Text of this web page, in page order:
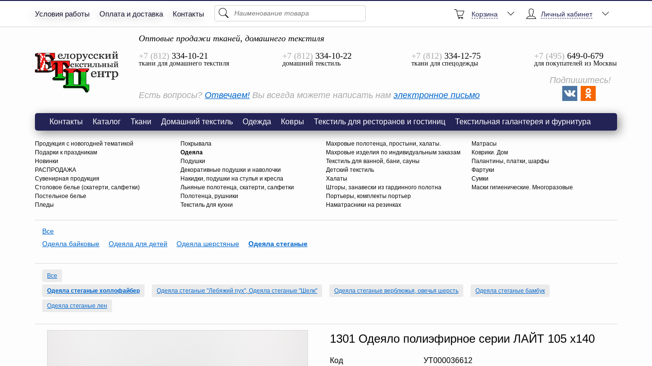
Условия работы Оплата и доставка Контакты
Просмотреть Все
Личный кабинет
Корзина
Оптовые продажи тканей, домашнего текстиля
+7 (812) 334-10-21
ткани для домашнего текстиля
+7 (812) 334-10-22
домашний текстиль
+7 (812) 334-12-75
ткани для спецодежды
+7 (495) 649-0-679
для покупателей из Москвы
Есть вопросы? Отвечаем! Вы всегда можете написать нам электронное письмо
Подпишитесь!
Контакты Каталог Ткани Домашний текстиль Одежда Ковры Текстиль для ресторанов и гостиниц Текстильная галантерея и фурнитура
Продукция с новогодней тематикой
Подарки к праздникам
Новинки
РАСПРОДАЖА
Сувенирная продукция
Столовое белье (скатерти, салфетки)
Постельное белье
Пледы
Покрывала
Одеяла
Подушки
Декоративные подушки и наволочки
Накидки, подушки на стулья и кресла
Льняные полотенца, скатерти, салфетки
Полотенца, рушники
Текстиль для кухни
Махровые полотенца, простыни, халаты.
Махровые изделия по индивидуальным заказам
Текстиль для ванной, бани, сауны
Детский текстиль
Халаты
Шторы, занавески из гардинного полотна
Портьеры, комплекты портьер
Наматрасники на резинках
Матрасы
Коврики. Дом
Палантины, платки, шарфы
Фартуки
Сумки
Маски гигиенические. Многоразовые
Все
Одеяла байковые
Одеяла для детей Одеяла шерстяные Одеяла стеганые
Все
Одеяла стеганые холлофайбер Одеяла стеганые "Лебяжий пух", Одеяла стеганые "Шелк" Одеяла стеганые верблюжья, овечья шерсть Одеяла стеганые бамбук
Одеяла стеганые лен
1301 Одеяло полиэфирное серии ЛАЙТ 105 х140
Код
УТ000036612